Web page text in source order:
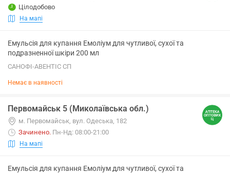
Цілодобово
На мапі
Емульсія для купання Емоліум для чутливої, сухої та
подразненної шкіри 200 мл
САНОФІ-АВЕНТІС СП
Немає в наявності
Первомайськ 5 (Миколаївська обл.)
м. Первомайськ, вул. Одеська, 182
Зачинено. Пн-Нд: 08:00-21:00
На мапі
Емульсія для купання Емоліум для чутливої, сухої та